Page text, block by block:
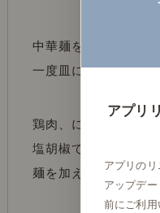
中華麺をいれて、炒
一度皿に移す。
鶏肉、にんじん、た
塩胡椒で炒めていく
麺を加えて焼きそば
アプリ
アプリの
アップデ
前にご利